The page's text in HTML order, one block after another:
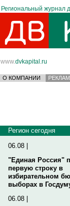
Региональный журнал
www.dvkapital.ru
О КОМПАНИИ
Регион сегодня
06.08 |
"Единая Россия"
первую строку в
избирательном
выборах в
06.08 |